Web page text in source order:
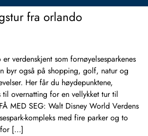
fra orlando
verdenskjent som fornøyelsesparkenes
byr også på shopping, golf, natur og
Her får du høydepunktene,
overnatting for en vellykket tur til
MED SEG: Walt Disney World Verdens
kompleks med fire parker og to
for […]